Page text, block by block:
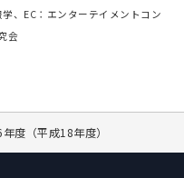
、EC：エンターテイメントコン
会
度（平成18年度）